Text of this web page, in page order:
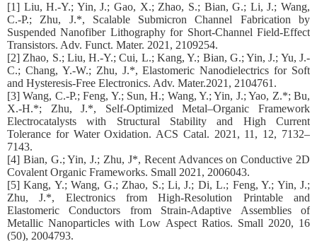
[1] Liu, H.-Y.; Yin, J.; Gao, X.; Zhao, S.; Bian, G.; Li, J.; Wang,
C.-P.; Zhu, J.*, Scalable Submicron Channel Fabrication by
Suspended Nanofiber Lithography for Short-Channel Field-Effect
Transistors. Adv. Funct. Mater. 2021, 2109254.
[2] Zhao, S.; Liu, H.-Y.; Cui, L.; Kang, Y.; Bian, G.; Yin, J.; Yu, J.-
C.; Chang, Y.-W.; Zhu, J.*, Elastomeric Nanodielectrics for Soft
and Hysteresis-Free Electronics. Adv. Mater.2021, 2104761.
[3] Wang, C.-P.; Feng, Y.; Sun, H.; Wang, Y.; Yin, J.; Yao, Z.*; Bu,
X.-H.*; Zhu, J.*, Self-Optimized Metal–Organic Framework
Electrocatalysts with Structural Stability and High Current
Tolerance for Water Oxidation. ACS Catal. 2021, 11, 12, 7132–
7143.
[4] Bian, G.; Yin, J.; Zhu, J*, Recent Advances on Conductive 2D
Covalent Organic Frameworks. Small 2021, 2006043.
[5] Kang, Y.; Wang, G.; Zhao, S.; Li, J.; Di, L.; Feng, Y.; Yin, J.;
Zhu, J.*, Electronics from High‐Resolution Printable and
Elastomeric Conductors from Strain‐Adaptive Assemblies of
Metallic Nanoparticles with Low Aspect Ratios. Small 2020, 16
(50), 2004793.